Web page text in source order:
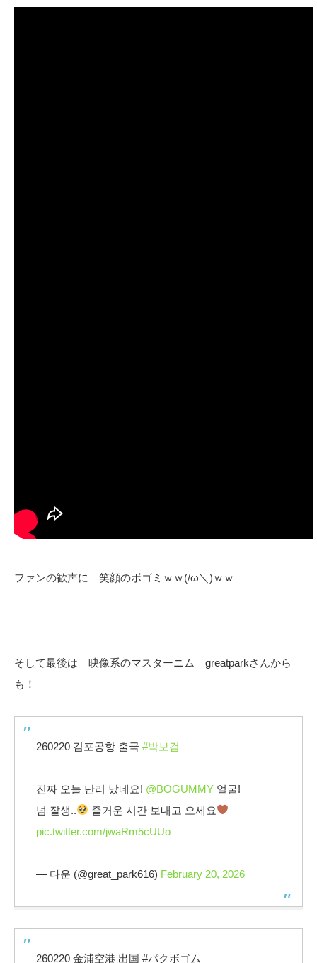
ファンの歓声に 笑顔のボゴミｗｗ(/ω＼)ｗｗ
そして最後は 映像系のマスターニム greatparkさんから
も！
260220 김포공항 출국 #박보검
진짜 오늘 난리 났네요! @BOGUMMY 얼굴!
넘 잘생..
즐거운 시간 보내고 오세요
pic.twitter.com/jwaRm5cUUo
— 다운 (@great_park616) February 20, 2026
260220 金浦空港 出国 #パクボゴム